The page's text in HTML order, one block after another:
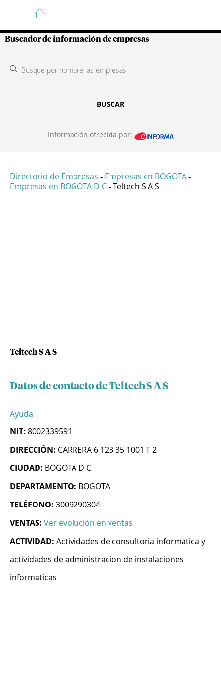
Guía de Empresas Colombianas
Buscador de información de empresas
BUSCAR
Información ofrecida por:
Directorio de Empresas - Empresas en BOGOTA -
Empresas en BOGOTA D C - Teltech S A S
Teltech S A S
Datos de contacto de Teltech S A S
Ayuda
NIT: 8002339591
DIRECCIÓN: CARRERA 6 123 35 1001 T 2
CIUDAD: BOGOTA D C
DEPARTAMENTO: BOGOTA
TELÉFONO: 3009290304
VENTAS: Ver evolución en ventas
ACTIVIDAD: Actividades de consultoria informatica y
actividades de administracion de instalaciones
informaticas